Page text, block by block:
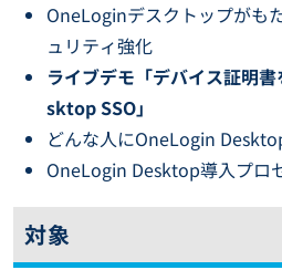
OneLoginデスクトップがも
ュリティ強化
ライブデモ「デバイス証明
sktop SSO」
どんな人にOneLogin
OneLogin Desktop導入プロ
対象